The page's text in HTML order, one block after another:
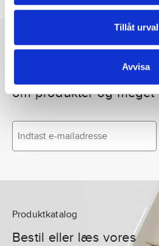
Tillåt urval
Avvisa
NYHEDSBREV
Følg os for inspiration,
om produkter og meget
Produktkatalog
Bestil eller læs vores